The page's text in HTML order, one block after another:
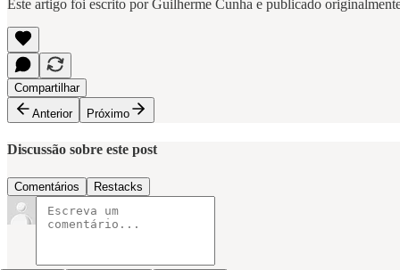
Este artigo foi escrito por Guilherme Cunha e publicado
Compartilhar
Anterior
Próximo
Discussão sobre este post
Comentários Restacks